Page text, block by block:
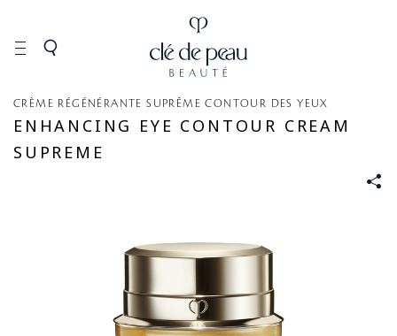
DƯỠNG
DA
Dưỡng
da
Dưỡng
mắt
CRÈME RÉGÉNÉRANTE SUPRÊME CONTOUR DES YEUX
ENHANCING EYE CONTOUR CREAM
SUPREME